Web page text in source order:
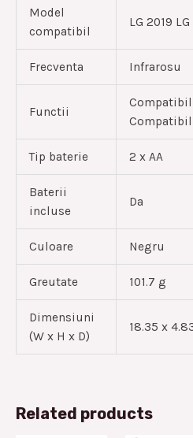
Model
compatibil
LG 2019
Frecventa Infrarosu
Functii
Compatibil
Tip baterie 2 x AA
Baterii
incluse
Da
Culoare Negru
Greutate 101.7 g
Dimensiuni
(W x H x D)
18.35 x
Related products